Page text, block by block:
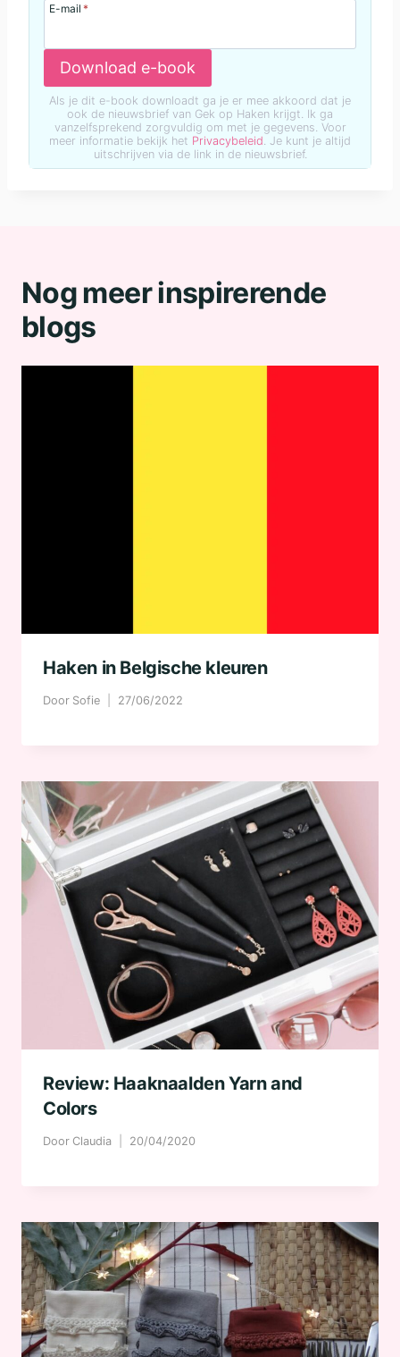
E-mail *
Download e-book
Als je dit e-book downloadt ga je er mee akkoord dat je
ook de nieuwsbrief van Gek op Haken krijgt. Ik ga
vanzelfsprekend zorgvuldig om met je gegevens. Voor
meer informatie bekijk het Privacybeleid. Je kunt je altijd
uitschrijven via de link in de nieuwsbrief.
Nog meer inspirerende
blogs
Haken in Belgische kleuren
Door Sofie 27/06/2022
Review: Haaknaalden Yarn and
Colors
Door Claudia 20/04/2020